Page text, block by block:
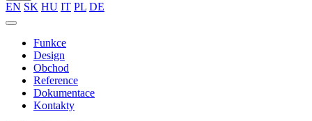
EN SK HU IT PL DE
Funkce
Design
Obchod
Reference
Dokumentace
Kontakty